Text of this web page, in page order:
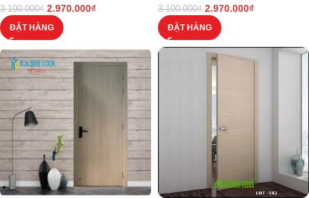
3.100.000₫ 2.970.000₫
ĐẶT HÀNG
3.100.000₫ 2.970.000₫
ĐẶT HÀNG